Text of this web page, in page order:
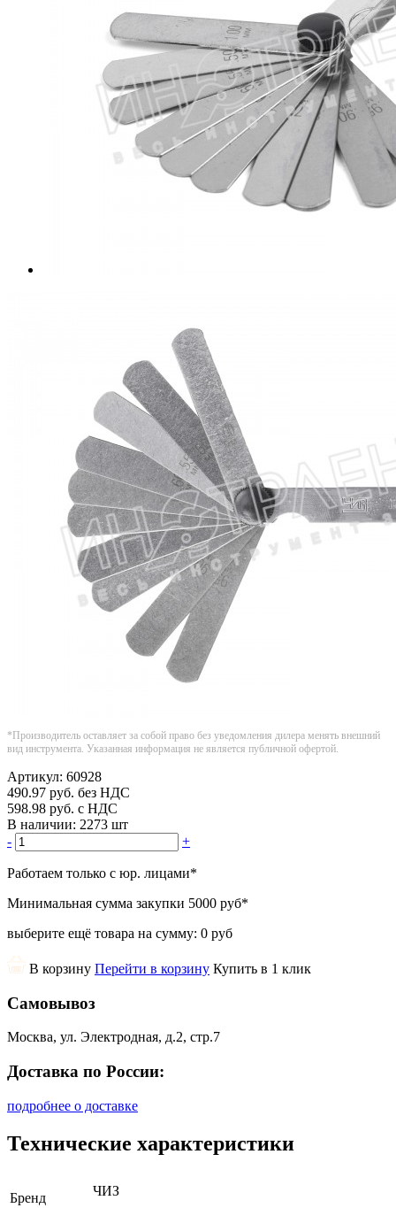
*Производитель оставляет за собой право без уведомления дилера менять внешний
вид инструмента. Указанная информация не является публичной офертой.
Артикул: 60928
490.97 руб. без НДС
598.98 руб. с НДС
В наличии: 2273 шт
-
+
Работаем только с юр. лицами*
Минимальная сумма закупки 5000 руб*
выберите ещё товара на сумму: 0 руб
В корзину Перейти в корзину Купить в 1 клик
Самовывоз
Москва, ул. Электродная, д.2, стр.7
Доставка по России:
подробнее о доставке
Технические характеристики
Бренд ЧИЗ